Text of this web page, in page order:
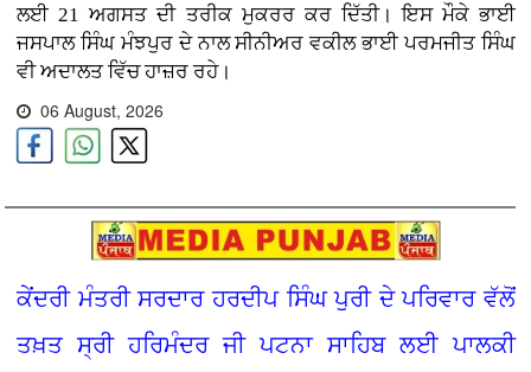
ਲਈ 21 ਅਗਸਤ ਦੀ ਤਰੀਕ ਮੁਕਰਰ ਕਰ ਦਿੱਤੀ। ਇਸ ਮੌਕੇ ਭਾਈ
ਜਸਪਾਲ ਸਿੰਘ ਮੰਝਪੁਰ ਦੇ ਨਾਲ ਸੀਨੀਅਰ ਵਕੀਲ ਭਾਈ ਪਰਮਜੀਤ ਸਿੰਘ
ਵੀ ਅਦਾਲਤ ਵਿੱਚ ਹਾਜ਼ਰ ਰਹੇ।
06 August, 2026
ਕੇਂਦਰੀ ਮੰਤਰੀ ਸਰਦਾਰ ਹਰਦੀਪ ਸਿੰਘ ਪੁਰੀ ਦੇ ਪਰਿਵਾਰ ਵੱਲੋਂ
ਤਖ਼ਤ ਸ੍ਰੀ ਹਰਿਮੰਦਰ ਜੀ ਪਟਨਾ ਸਾਹਿਬ ਲਈ ਪਾਲਕੀ